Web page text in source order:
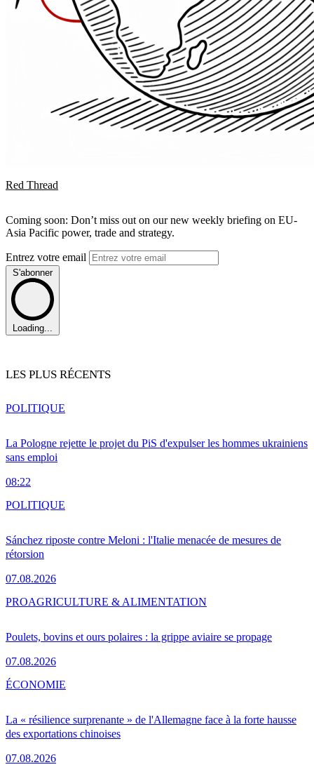
Red Thread
Coming soon: Don’t miss out on our new weekly briefing on EU-
Asia Pacific power, trade and strategy.
Entrez votre email
S'abonner
Loading...
LES PLUS RÉCENTS
La Pologne rejette le projet du PiS d'expulser les hommes ukrainiens
sans emploi
08:22
POLITIQUE
Sánchez riposte contre Meloni : l'Italie menacée de mesures de
rétorsion
07.08.2026
POLITIQUE
Poulets, bovins et ours polaires : la grippe aviaire se propage
07.08.2026
PROAGRICULTURE & ALIMENTATION
La « résilience surprenante » de l'Allemagne face à la forte hausse
des exportations chinoises
07.08.2026
ÉCONOMIE